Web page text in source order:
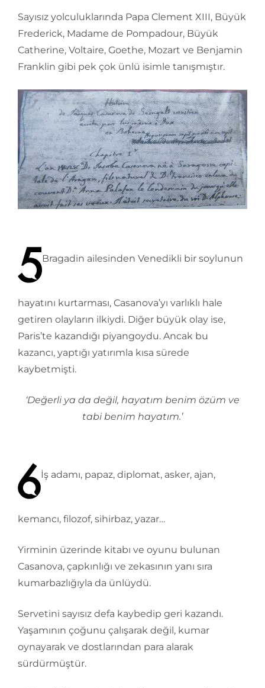
Sayısız yolculuklarında Papa Clement XIII, Büyük
Frederick, Madame de Pompadour, Büyük
Catherine, Voltaire, Goethe, Mozart ve Benjamin
Franklin gibi pek çok ünlü isimle tanışmıştır.
Bragadin ailesinden Venedikli bir soylunun
hayatını kurtarması, Casanova’yı varlıklı hale
getiren olayların ilkiydi. Diğer büyük olay ise,
Paris’te kazandığı piyangoydu. Ancak bu
kazancı, yaptığı yatırımla kısa sürede
kaybetmişti.
‘Değerli ya da değil, hayatım benim özüm ve
tabi benim hayatım.’
İş adamı, papaz, diplomat, asker, ajan,
kemancı, filozof, sihirbaz, yazar…
Yirminin üzerinde kitabı ve oyunu bulunan
Casanova, çapkınlığı ve zekasının yanı sıra
kumarbazlığıyla da ünlüydü.
Servetini sayısız defa kaybedip geri kazandı.
Yaşamının çoğunu çalışarak değil, kumar
oynayarak ve dostlarından para alarak
sürdürmüştür.